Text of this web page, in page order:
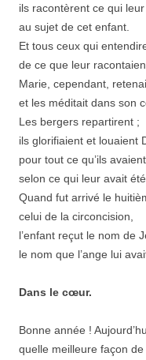
ils racontèrent ce qui
au sujet de cet enfant.
Et tous ceux qui
de ce que leur
Marie, cependant,
et les méditait dans son
Les bergers repartirent ;
ils glorifiaient et louaient
pour tout ce qu’ils
selon ce qui leur avait
Quand fut arrivé le
celui de la circoncision,
l’enfant reçut le nom de
le nom que l’ange lui
Dans le cœur.
Bonne année !
quelle meilleure façon